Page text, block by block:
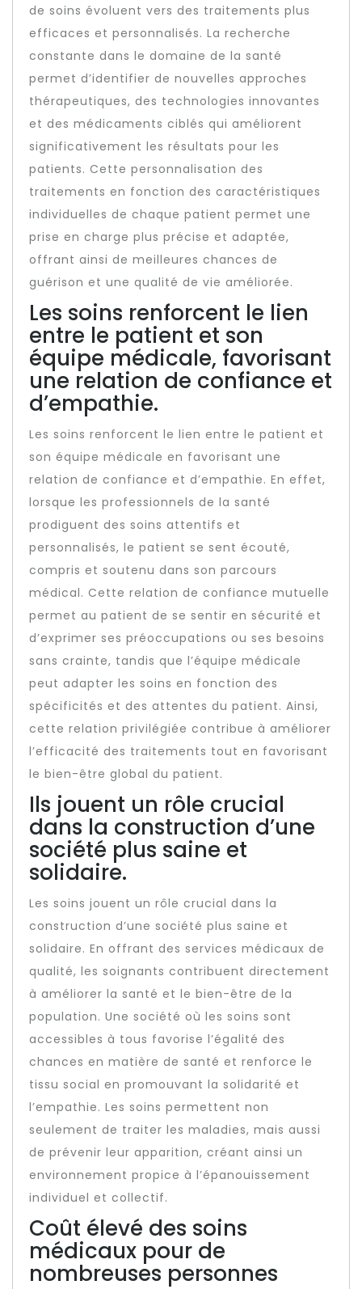
de soins évoluent vers des traitements plus
efficaces et personnalisés. La recherche
constante dans le domaine de la santé
permet d’identifier de nouvelles approches
thérapeutiques, des technologies innovantes
et des médicaments ciblés qui améliorent
significativement les résultats pour les
patients. Cette personnalisation des
traitements en fonction des caractéristiques
individuelles de chaque patient permet une
prise en charge plus précise et adaptée,
offrant ainsi de meilleures chances de
guérison et une qualité de vie améliorée.
Les soins renforcent le lien
entre le patient et son
équipe médicale, favorisant
une relation de confiance et
d’empathie.
Les soins renforcent le lien entre le patient et
son équipe médicale en favorisant une
relation de confiance et d’empathie. En effet,
lorsque les professionnels de la santé
prodiguent des soins attentifs et
personnalisés, le patient se sent écouté,
compris et soutenu dans son parcours
médical. Cette relation de confiance mutuelle
permet au patient de se sentir en sécurité et
d’exprimer ses préoccupations ou ses besoins
sans crainte, tandis que l’équipe médicale
peut adapter les soins en fonction des
spécificités et des attentes du patient. Ainsi,
cette relation privilégiée contribue à améliorer
l’efficacité des traitements tout en favorisant
le bien-être global du patient.
Ils jouent un rôle crucial
dans la construction d’une
société plus saine et
solidaire.
Les soins jouent un rôle crucial dans la
construction d’une société plus saine et
solidaire. En offrant des services médicaux de
qualité, les soignants contribuent directement
à améliorer la santé et le bien-être de la
population. Une société où les soins sont
accessibles à tous favorise l’égalité des
chances en matière de santé et renforce le
tissu social en promouvant la solidarité et
l’empathie. Les soins permettent non
seulement de traiter les maladies, mais aussi
de prévenir leur apparition, créant ainsi un
environnement propice à l’épanouissement
individuel et collectif.
Coût élevé des soins
médicaux pour de
nombreuses personnes